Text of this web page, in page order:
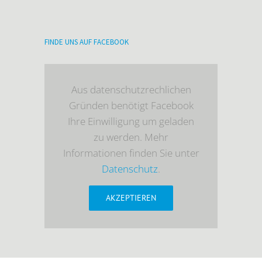
FINDE UNS AUF FACEBOOK
Aus datenschutzrechlichen
Gründen benötigt Facebook
Ihre Einwilligung um geladen
zu werden. Mehr
Informationen finden Sie unter
Datenschutz.
AKZEPTIEREN